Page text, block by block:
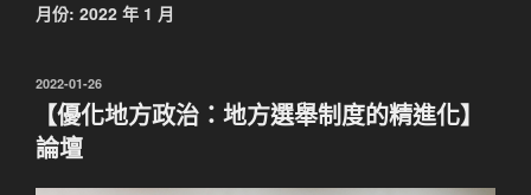
月份: 2022 年 1 月
發
2022-01-26
【優化地方政治：地方選舉制度的精進化】
論壇